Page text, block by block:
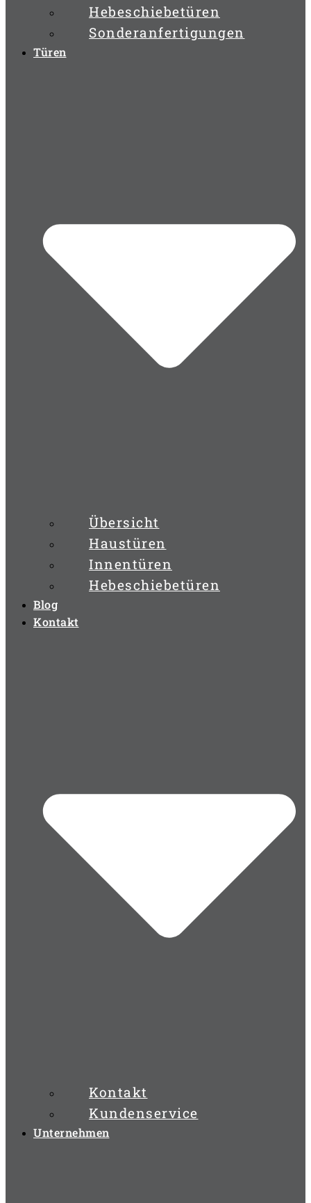
Hebeschiebetüren
Sonderanfertigungen
Türen
Übersicht
Haustüren
Innentüren
Hebeschiebetüren
Blog
Kontakt
Kontakt
Kundenservice
Unternehmen